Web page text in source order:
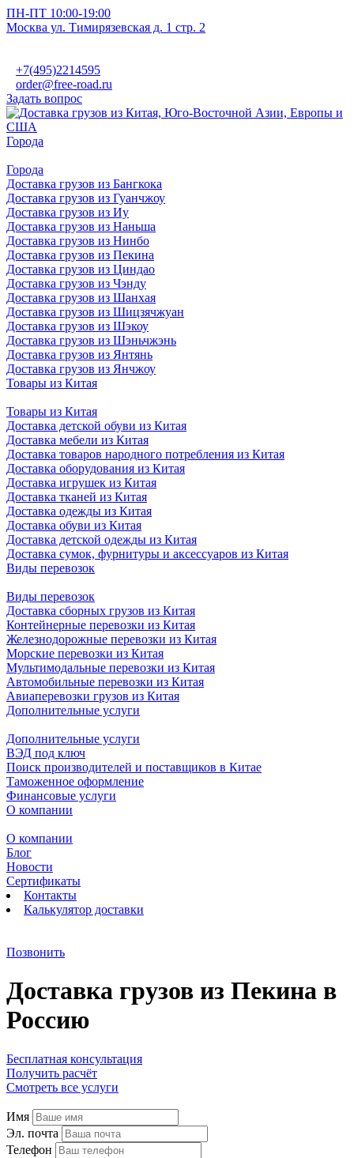
ПН-ПТ 10:00-19:00
Москва ул. Тимирязевская д. 1 стр. 2
+7(495)2214595
order@free-road.ru
Задать вопрос
Города
Города
Доставка грузов из Бангкока
Доставка грузов из Гуанчжоу
Доставка грузов из Иу
Доставка грузов из Наньша
Доставка грузов из Нинбо
Доставка грузов из Пекина
Доставка грузов из Циндао
Доставка грузов из Чэнду
Доставка грузов из Шанхая
Доставка грузов из Шицзячжуан
Доставка грузов из Шэкоу
Доставка грузов из Шэньчжэнь
Доставка грузов из Янтянь
Доставка грузов из Янчжоу
Товары из Китая
Товары из Китая
Доставка детской обуви из Китая
Доставка мебели из Китая
Доставка товаров народного потребления из Китая
Доставка оборудования из Китая
Доставка игрушек из Китая
Доставка тканей из Китая
Доставка одежды из Китая
Доставка обуви из Китая
Доставка детской одежды из Китая
Доставка сумок, фурнитуры и аксессуаров из Китая
Виды перевозок
Виды перевозок
Доставка сборных грузов из Китая
Контейнерные перевозки из Китая
Железнодорожные перевозки из Китая
Морские перевозки из Китая
Мультимодальные перевозки из Китая
Автомобильные перевозки из Китая
Авиаперевозки грузов из Китая
Дополнительные услуги
Дополнительные услуги
ВЭД под ключ
Поиск производителей и поставщиков в Китае
Таможенное оформление
Финансовые услуги
О компании
О компании
Блог
Новости
Сертификаты
Контакты
Калькулятор доставки
Позвонить
Доставка грузов из Пекина в
Россию
Бесплатная консультация
Получить расчёт
Смотреть все услуги
Имя
Эл. почта
Телефон